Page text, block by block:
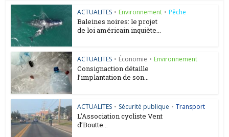
ACTUALITES • Environnement • Pêche
Baleines noires: le projet
de loi américain inquiète...
ACTUALITES • Économie • Environnement
Consignaction détaille
l’implantation de son...
ACTUALITES • Sécurité publique • Transport
L’Association cycliste Vent
d’Boutte...